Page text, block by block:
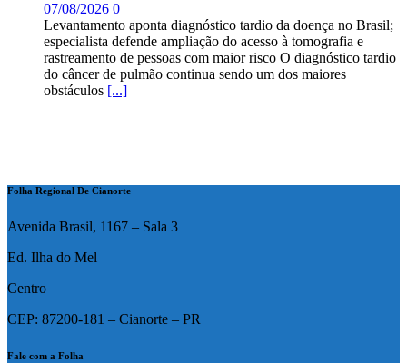
07/08/2026 0
Levantamento aponta diagnóstico tardio da doença no Brasil;
especialista defende ampliação do acesso à tomografia e
rastreamento de pessoas com maior risco O diagnóstico tardio
do câncer de pulmão continua sendo um dos maiores
obstáculos [...]
Folha Regional De Cianorte
Avenida Brasil, 1167 – Sala 3
Ed. Ilha do Mel
Centro
CEP: 87200-181 – Cianorte – PR
Fale com a Folha